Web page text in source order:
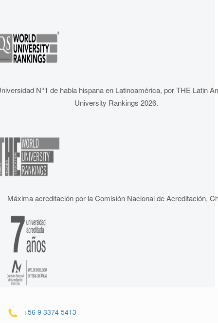
N°1 de habla hispana en Latinoamérica, por THE Latin
University Rankings 2026.
Máxima acreditación por la Comisión Nacional de Acreditación,
+56 9 3374 5413